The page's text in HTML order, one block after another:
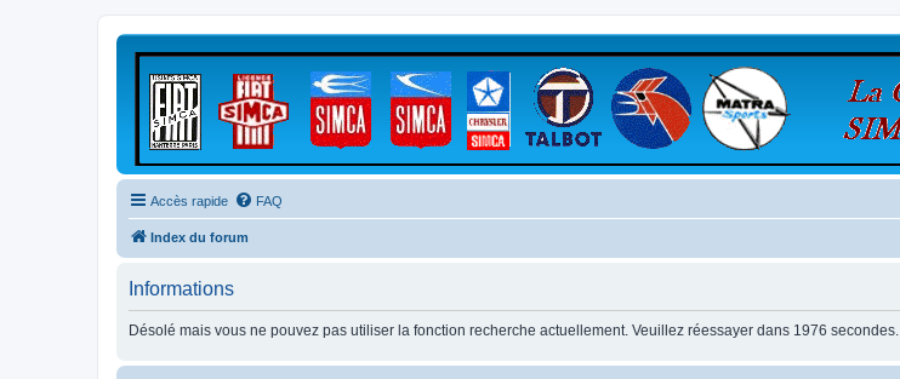
Accès rapide FAQ
Index du forum
Informations
Désolé mais vous ne pouvez pas utiliser la fonction recherche actuellement. Veuillez réessayer dans 1976 secondes.